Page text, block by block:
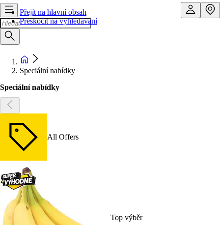
Přejít na hlavní obsah
Přeskočit na vyhledávání
Speciální nabídky
Speciální nabídky
All Offers
Top výběr